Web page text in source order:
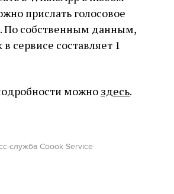
прислать голосовое
По собственным данным,
сервисе составляет 1
можно здесь.
служба Coook Service